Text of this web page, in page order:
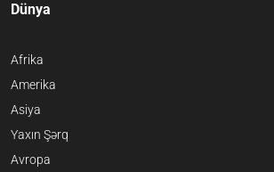
Dünya
Afrika
Amerika
Asiya
Yaxın Şərq
Avropa